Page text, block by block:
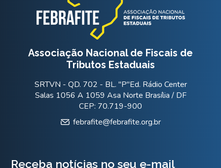
Associação Nacional de Fiscais de
Tributos Estaduais
SRTVN - QD. 702 - BL. "P"Ed. Rádio Center
Salas 1056 A 1059 Asa Norte Brasília / DF
CEP: 70.719-900
febrafite@febrafite.org.br
Receba notícias no seu e-mail